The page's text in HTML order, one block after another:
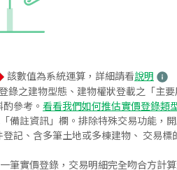
該數值為系統運算，詳細請看說明
之建物型態、建物權狀登載之「主
參考。 看看我們如何推估實價登錄類
備註資訊」欄。排除特殊交易功能，
記、含多筆土地或多棟建物、 交易
筆實價登錄，交易明細完全吻合方計